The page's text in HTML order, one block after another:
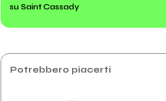
2015
Saint Cassady
su Saint Cassady
Potrebbero piacerti